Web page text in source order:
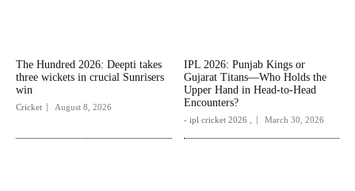
The Hundred 2026: Deepti takes
three wickets in crucial Sunrisers
win
Cricket August 8, 2026
IPL 2026: Punjab Kings or
Gujarat Titans—Who Holds the
Upper Hand in Head-to-Head
Encounters?
- ipl cricket 2026 , March 30, 2026